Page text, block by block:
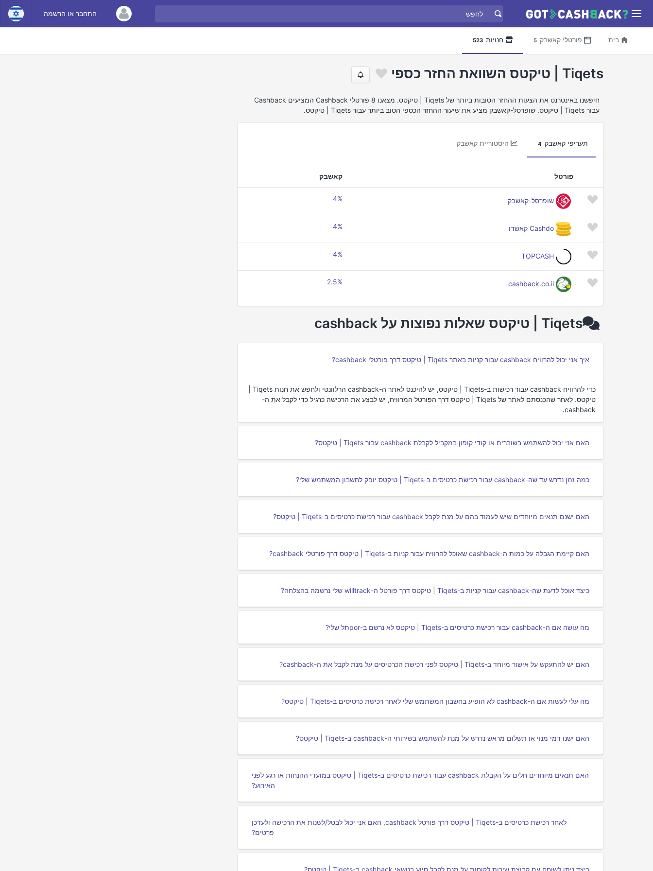
התחבר או הרשמה
בית פורטלי קאשבק 5 חנויות 523
Tiqets | טיקטס השוואת החזר כספי
חיפשנו באינטרנט את הצעות ההחזר הטובות ביותר של Tiqets | טיקטס. מצאנו 8 פורטלי Cashback המציעים Cashback
עבור Tiqets | טיקטס. שופרסל-קאשבק מציע את שיעור ההחזר הכספי הטוב ביותר עבור Tiqets | טיקטס.
תעריפי קאשבק 4 היסטוריית קאשבק
פורטל קאשבק
שופרסל-קאשבק 4%
Cashdo קאשדו 4%
TOPCASH
4%
cashback.co.il
2.5%
Tiqets | טיקטס שאלות נפוצות על cashback
איך אני יכול להרוויח cashback עבור קניות באתר Tiqets | טיקטס דרך פורטלי cashback?
טיקטס. לאחר שהכנסתם לאתר של Tiqets | טיקטס דרך הפורטל המרוויח, יש לבצע את הרכישה כרגיל כדי לקבל את ה-
cashback.
האם אני יכול להשתמש בשוברים או קודי קופון במקביל לקבלת cashback עבור Tiqets | טיקטס?
כמה זמן נדרש עד שה-cashback עבור רכישת כרטיסים ב-Tiqets | טיקטס יופק לחשבון המשתמש שלי?
האם ישנם תנאים מיוחדים שיש לעמוד בהם על מנת לקבל cashback עבור רכישת כרטיסים ב-Tiqets | טיקטס?
האם קיימת הגבלה על כמות ה-cashback שאוכל להרוויח עבור קניות ב-Tiqets | טיקטס דרך פורטלי cashback?
כיצד אוכל לדעת שה-cashback עבור קניות ב-Tiqets | טיקטס דרך פורטל ה-willtrack שלי נרשמה בהצלחה?
מה עושה אם ה-cashback עבור רכישת כרטיסים ב-Tiqets | טיקטס לא נרשם ב-porתל שלי?
האם יש להתעקש על אישור מיוחד ב-Tiqets | טיקטס לפני רכישת הכרטיסים על מנת לקבל את ה-cashback?
מה עלי לעשות אם ה-cashback לא הופיע בחשבון המשתמש שלי לאחר רכישת כרטיסים ב-Tiqets | טיקטס?
האם ישנו דמי מנוי או תשלום מראש נדרש על מנת להשתמש בשירותי ה-cashback ב-Tiqets | טיקטס?
האם תנאים מיוחדים חלים על הקבלת cashback עבור רכישת כרטיסים ב-Tiqets | טיקטס במועדי ההנחות או רגע לפני
האירוע?
לאחר רכישת כרטיסים ב-Tiqets | טיקטס דרך פורטל cashback, האם אני יכול לבטל/לשנות את הרכישה ולעדכן
פרטים?
כיצד ניתן לשוחח עם קבוצת שירות לקוחות על מנת לקבל סיוע בנושאי cashback ב-Tiqets | טיקטס?